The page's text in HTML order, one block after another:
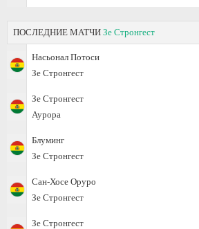
ПОСЛЕДНИЕ МАТЧИ Зе Стронгест
Насьонал Потоси
Зе Стронгест
Зе Стронгест
Аурора
Блуминг
Зе Стронгест
Сан-Хосе Оруро
Зе Стронгест
Зе Стронгест